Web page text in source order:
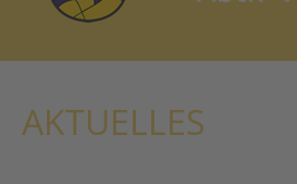
Kontakt
AKTUELLES